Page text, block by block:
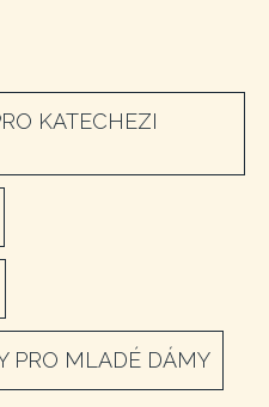
KATECHEZI
PRO MLADÉ DÁMY